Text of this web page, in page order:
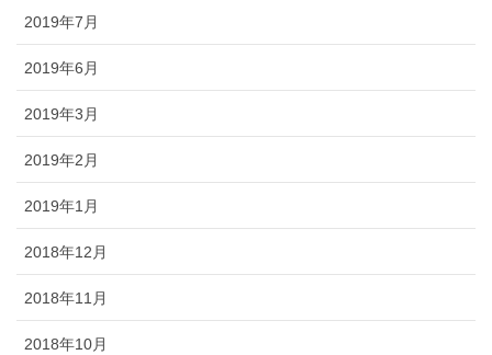
2019年7月
2019年6月
2019年3月
2019年2月
2019年1月
2018年12月
2018年11月
2018年10月